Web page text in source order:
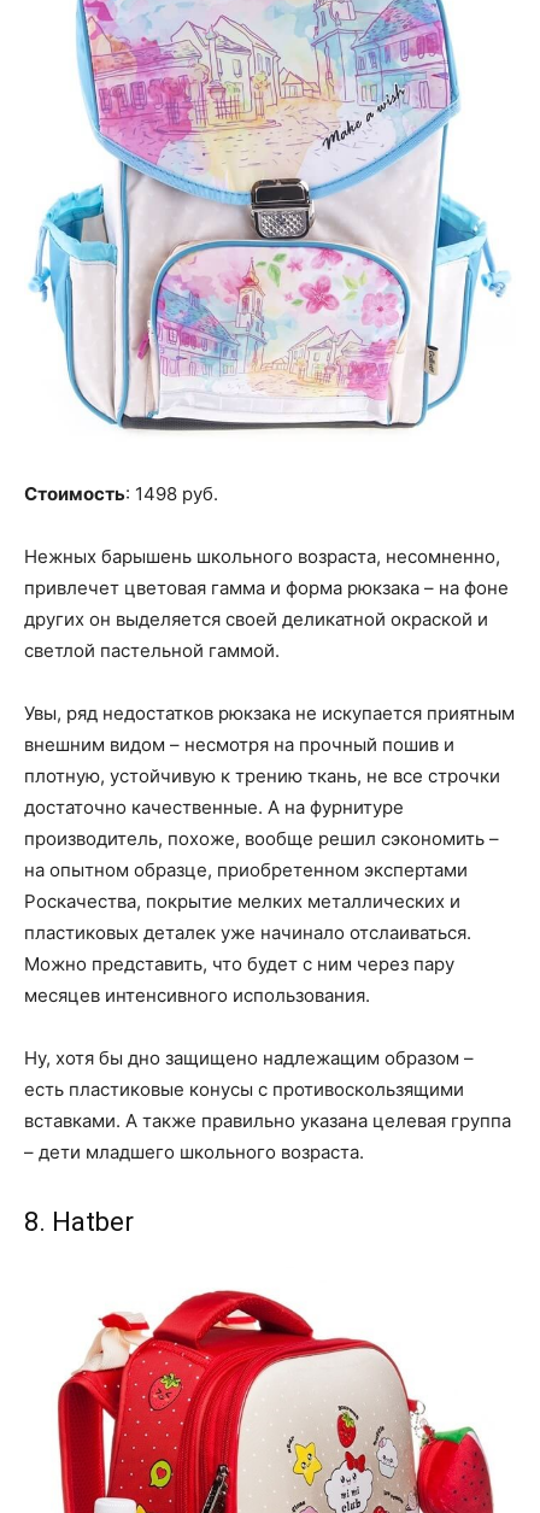
Стоимость: 1498 руб.
Нежных барышень школьного возраста, несомненно,
привлечет цветовая гамма и форма рюкзака – на фоне
других он выделяется своей деликатной окраской и
светлой пастельной гаммой.
Увы, ряд недостатков рюкзака не искупается приятным
внешним видом – несмотря на прочный пошив и
плотную, устойчивую к трению ткань, не все строчки
достаточно качественные. А на фурнитуре
производитель, похоже, вообще решил сэкономить –
на опытном образце, приобретенном экспертами
Роскачества, покрытие мелких металлических и
пластиковых деталек уже начинало отслаиваться.
Можно представить, что будет с ним через пару
месяцев интенсивного использования.
Ну, хотя бы дно защищено надлежащим образом –
есть пластиковые конусы с противоскользящими
вставками. А также правильно указана целевая группа
– дети младшего школьного возраста.
8. Hatber